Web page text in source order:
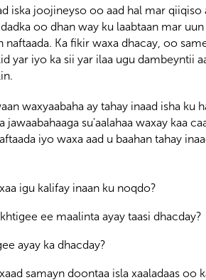
iska joojineyso oo aad hal mar
dadka oo dhan way ku laabtaan mar
naftaada. Ka fikir waxa dhacay, oo
yar iyo ka sii yar ilaa ugu dambeyntii
waxyaabaha ay tahay inaad isha ku
jawaabahaaga su'aalahaa waxay kaa
iyo waxa aad u baahan tahay
igu kalifay inaan ku noqdo?
ee maalinta ayay taasi dhacday?
ayay ka dhacday?
samayn doontaa isla xaaladaas oo